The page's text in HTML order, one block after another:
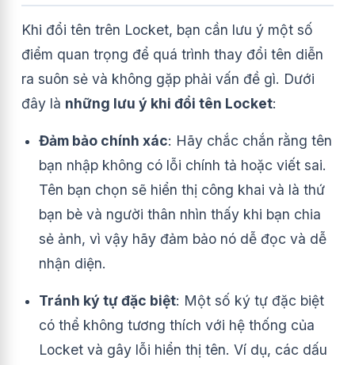
Khi đổi tên trên Locket, bạn cần lưu ý một số
điểm quan trọng để quá trình thay đổi tên diễn
ra suôn sẻ và không gặp phải vấn đề gì. Dưới
đây là những lưu ý khi đổi tên Locket:
Đảm bảo chính xác: Hãy chắc chắn rằng tên
bạn nhập không có lỗi chính tả hoặc viết sai.
Tên bạn chọn sẽ hiển thị công khai và là thứ
bạn bè và người thân nhìn thấy khi bạn chia
sẻ ảnh, vì vậy hãy đảm bảo nó dễ đọc và dễ
nhận diện.
Tránh ký tự đặc biệt: Một số ký tự đặc biệt
có thể không tương thích với hệ thống của
Locket và gây lỗi hiển thị tên. Ví dụ, các dấu